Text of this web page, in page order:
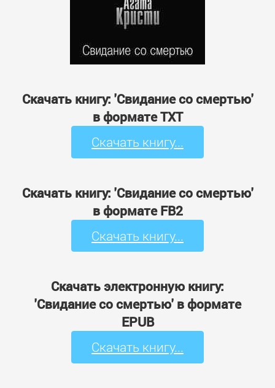
Скачать книгу: 'Свидание со смертью'
в формате TXT
Скачать книгу...
Скачать книгу: 'Свидание со смертью'
в формате FB2
Скачать книгу...
Скачать электронную книгу:
'Свидание со смертью' в формате
EPUB
Скачать книгу...